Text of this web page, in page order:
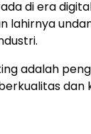
di era
lahirnya
adalah
dan